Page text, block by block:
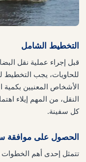
التخطيط الشامل
قبل إجراء عملية نقل
للحاويات، يجب التخطيط
الأشخاص المعنيين بكمية
النقل، من المهم إيلاء
كل سفينة.
الحصول على موافقة
تتمثل إحدى أهم